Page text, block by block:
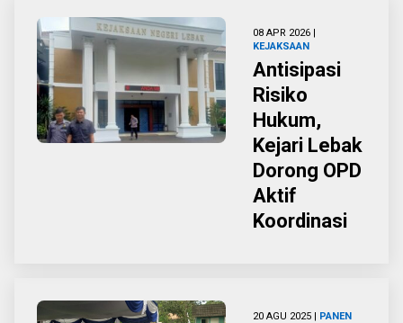
08 APR 2026 |
KEJAKSAAN
Antisipasi
Risiko
Hukum,
Kejari Lebak
Dorong OPD
Aktif
Koordinasi
20 AGU 2025 | PANEN